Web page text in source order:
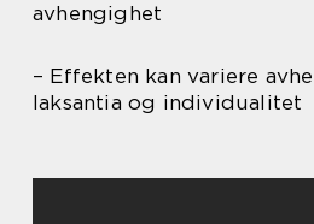
avhengighet
– Effekten kan variere
laksantia og individualitet